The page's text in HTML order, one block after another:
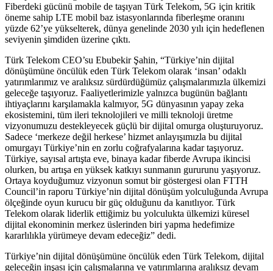
Fiberdeki gücünü mobile de taşıyan Türk Telekom, 5G için kritik
öneme sahip LTE mobil baz istasyonlarında fiberleşme oranını
yüzde 62’ye yükselterek, dünya genelinde 2030 yılı için hedeflenen
seviyenin şimdiden üzerine çıktı.
Türk Telekom CEO’su Ebubekir Şahin, “Türkiye’nin dijital
dönüşümüne öncülük eden Türk Telekom olarak ‘insan’ odaklı
yatırımlarımız ve aralıksız sürdürdüğümüz çalışmalarımızla ülkemizi
geleceğe taşıyoruz. Faaliyetlerimizle yalnızca bugünün bağlantı
ihtiyaçlarını karşılamakla kalmıyor, 5G dünyasının yapay zeka
ekosistemini, tüm ileri teknolojileri ve milli teknoloji üretme
vizyonumuzu destekleyecek güçlü bir dijital omurga oluşturuyoruz.
Sadece ‘merkeze değil herkese’ hizmet anlayışımızla bu dijital
omurgayı Türkiye’nin en zorlu coğrafyalarına kadar taşıyoruz.
Türkiye, sayısal artışta eve, binaya kadar fiberde Avrupa ikincisi
olurken, bu artışa en yüksek katkıyı sunmanın gururunu yaşıyoruz.
Ortaya koyduğumuz vizyonun somut bir göstergesi olan FTTH
Council’in raporu Türkiye’nin dijital dönüşüm yolculuğunda Avrupa
ölçeğinde oyun kurucu bir güç olduğunu da kanıtlıyor. Türk
Telekom olarak liderlik ettiğimiz bu yolculukta ülkemizi küresel
dijital ekonominin merkez üslerinden biri yapma hedefimize
kararlılıkla yürümeye devam edeceğiz” dedi.
Türkiye’nin dijital dönüşümüne öncülük eden Türk Telekom, dijital
geleceğin inşası için çalışmalarına ve yatırımlarına aralıksız devam